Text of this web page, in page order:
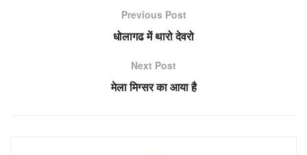
Previous Post
धोलागढ में थारो देवरो
Next Post
मेला मिग्सर का आया है